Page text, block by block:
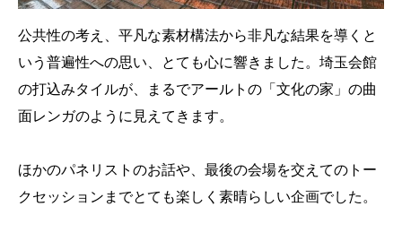
公共性の考え、平凡な素材構法から非凡な結果を導くと
いう普遍性への思い、とても心に響きました。埼玉会館
の打込みタイルが、まるでアールトの「文化の家」の曲
面レンガのように見えてきます。
ほかのパネリストのお話や、最後の会場を交えてのトー
クセッションまでとても楽しく素晴らしい企画でした。